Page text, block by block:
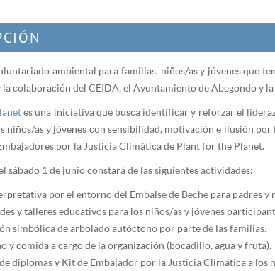
ambiental para familias, niños/as y jóvenes que
la colaboración del CEIDA, el Ayuntamiento de Abegondo y
es una iniciativa que busca identificar y reforzar el
niños/as y jóvenes con sensibilidad, motivación e ilusión
por la Justicia Climática de Plant for the Planet.
sábado 1 de junio constará de las siguientes actividades:
por el entorno del Embalse de Beche para padres y
y talleres educativos para los niños/as y jóvenes
simbólica de arbolado autóctono por parte de las familias.
y comida a cargo de la organización (bocadillo, agua y fruta).
diplomas y Kit de Embajador por la Justicia Climática a los